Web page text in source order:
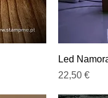
Led
Preço
22,50 €